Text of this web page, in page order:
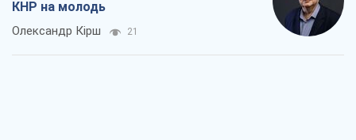
КНР на молодь
Олександр Кірш 21